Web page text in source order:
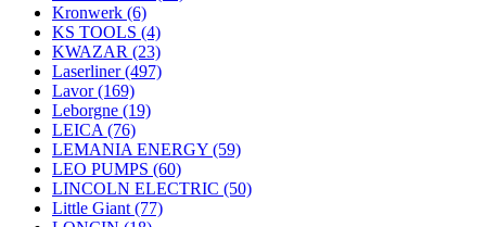
Kronwerk (6)
KS TOOLS (4)
KWAZAR (23)
Laserliner(497)
Lavor(169)
Leborgne (19)
LEICA (76)
LEMANIA ENERGY (59)
LEO PUMPS (60)
LINCOLN ELECTRIC (50)
Little Giant (77)